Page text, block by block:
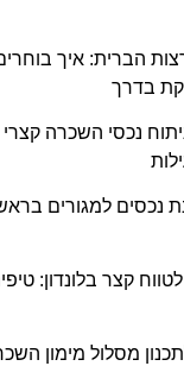
הברית: איך
בדרך
נכסי השכרה קצרי
נכסים למגורים
קצר בלונדון:
מסלול מימון